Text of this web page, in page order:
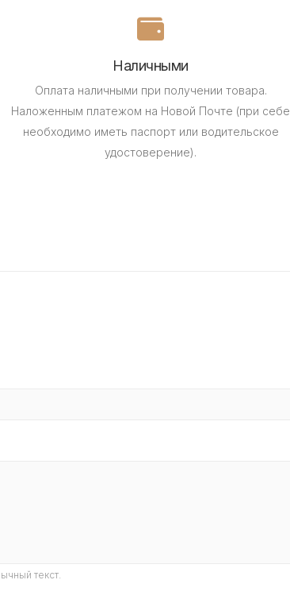
Наличными
Оплата наличными при получении товара.
Наложенным платежом на Новой Почте (при себе
необходимо иметь паспорт или водительское
удостоверение).
текст.